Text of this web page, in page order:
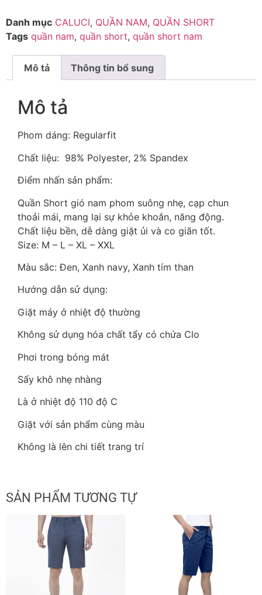
Danh mục CALUCI, QUẦN NAM, QUẦN SHORT
Tags quần nam, quần short, quần short nam
Mô tả Thông tin bổ sung
Mô tả
Phom dáng: Regularfit
Chất liệu: 98% Polyester, 2% Spandex
Điểm nhấn sản phẩm:
Quần Short gió nam phom suông nhẹ, cạp chun
thoải mái, mang lại sự khỏe khoắn, năng động.
Chất liệu bền, dễ dàng giặt ủi và co giãn tốt.
Size: M – L – XL – XXL
Màu sắc: Đen, Xanh navy, Xanh tím than
Hướng dẫn sử dụng:
Giặt máy ở nhiệt độ thường
Không sử dụng hóa chất tẩy có chứa Clo
Phơi trong bóng mát
Sấy khô nhẹ nhàng
Là ở nhiệt độ 110 độ C
Giặt với sản phẩm cùng màu
Không là lên chi tiết trang trí
SẢN PHẨM TƯƠNG TỰ